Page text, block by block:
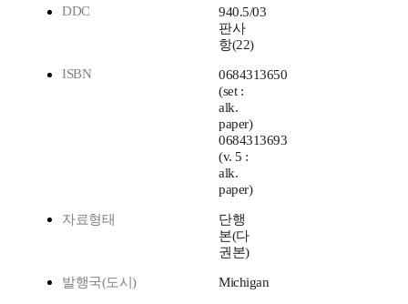
DDC
940.5/03
판사
항(22)
ISBN
0684313650
(set :
alk.
paper)
0684313693
(v. 5 :
alk.
paper)
자료형태
단행
본(다
권본)
발행국(도시) Michigan